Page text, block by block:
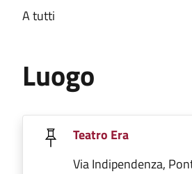
A tutti
Luogo
Teatro Era
Via Indipendenza,